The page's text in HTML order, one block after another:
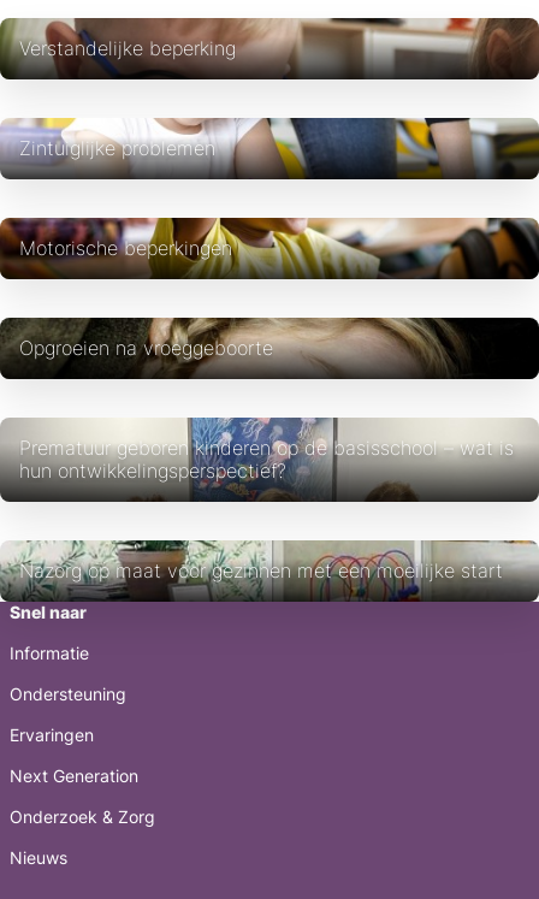
Verstandelijke beperking
Zintuiglijke problemen
Motorische beperkingen
Opgroeien na vroeggeboorte
Prematuur geboren kinderen op de basisschool – wat is
hun ontwikkelingsperspectief?
Nazorg op maat voor gezinnen met een moeilijke start
Snel naar
Informatie
Ondersteuning
Ervaringen
Next Generation
Onderzoek & Zorg
Nieuws